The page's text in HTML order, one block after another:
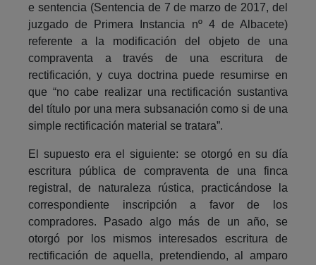
e sentencia (Sentencia de 7 de marzo de 2017, del
juzgado de Primera Instancia nº 4 de Albacete)
referente a la modificación del objeto de una
compraventa a través de una escritura de
rectificación, y cuya doctrina puede resumirse en
que “no cabe realizar una rectificación sustantiva
del título por una mera subsanación como si de una
simple rectificación material se tratara”.
El supuesto era el siguiente: se otorgó en su día
escritura pública de compraventa de una finca
registral, de naturaleza rústica, practicándose la
correspondiente inscripción a favor de los
compradores. Pasado algo más de un año, se
otorgó por los mismos interesados escritura de
rectificación de aquella, pretendiendo, al amparo